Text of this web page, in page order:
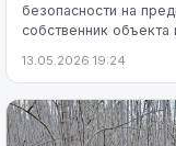
безопасности на
собственник
рабочем месте
13.05.2026 19:24